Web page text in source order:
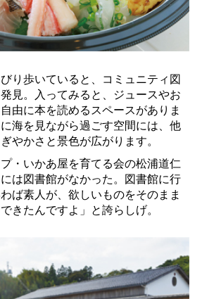
り歩いていると、コミュニティ図
見。入ってみると、ジュースやお
由に本を読めるスペースがありま
海を見ながら過ごす空間には、他
やかさと景色が広がります。
・いかあ屋を育てる会の松浦道仁
は図書館がなかった。図書館に行
ば素人が、欲しいものをそのまま
きたんですよ」と誇らしげ。